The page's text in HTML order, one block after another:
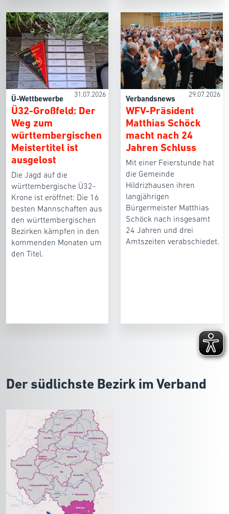
31.07.2026
Ü-Wettbewerbe
Ü32-Großfeld: Der
Weg zum
württembergischen
Meistertitel ist
ausgelost
Die Jagd auf die
württembergische Ü32-
Krone ist eröffnet: Die 16
besten Mannschaften aus
den württembergischen
Bezirken kämpfen in den
kommenden Monaten um
den Titel.
29.07.2026
Verbandsnews
WFV-Präsident
Matthias Schöck
macht nach 24
Jahren Schluss
Mit einer Feierstunde hat
die Gemeinde
Hildrizhausen ihren
langjährigen
Bürgermeister Matthias
Schöck nach insgesamt
24 Jahren und drei
Amtszeiten verabschiedet.
Der südlichste Bezirk im Verband